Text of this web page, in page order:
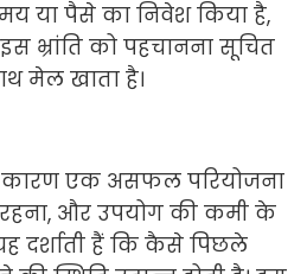
या पैसे का निवेश किया है,
भ्रांति को पहचानना सूचित
मेल खाता है।
कारण एक असफल परियोजना
और उपयोग की कमी के
दर्शाती हैं कि कैसे पिछले